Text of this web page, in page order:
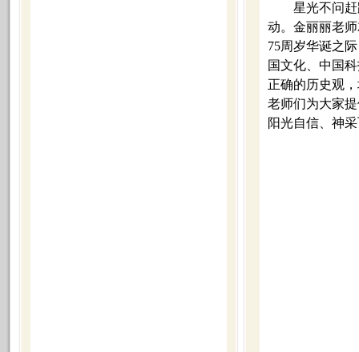
星光不问
动。金丽丽老
75周岁华诞之
国文化、中国
正确的历史观
老师们为大家
阳光自信、神